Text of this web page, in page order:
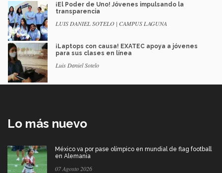
¡El Poder de Uno! Jóvenes impulsando la
transparencia
LUIS DANIEL SOTELO | CAMPUS LAGUNA
¡Laptops con causa! EXATEC apoya a jóvenes
para sus clases en línea
Luis Daniel Sotelo
Lo más nuevo
México va por pase olímpico en mundial de flag football
en Alemania
07 Agosto 2026